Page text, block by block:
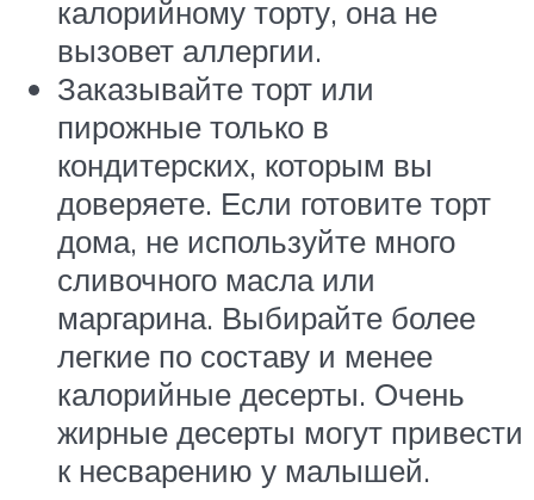
калорийному торту, она не
вызовет аллергии.
Заказывайте торт или
пирожные только в
кондитерских, которым вы
доверяете. Если готовите торт
дома, не используйте много
сливочного масла или
маргарина. Выбирайте более
легкие по составу и менее
калорийные десерты. Очень
жирные десерты могут привести
к несварению у малышей.